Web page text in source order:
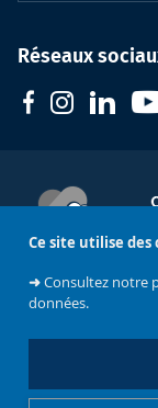
Ce site utilise des
➜Consultez notre
données.
Réseaux
Soutenez
Charte de